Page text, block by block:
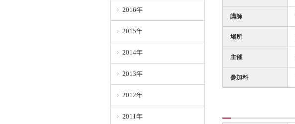
講師
場所
主催
参加料
2016年
2015年
2014年
2013年
2012年
2011年